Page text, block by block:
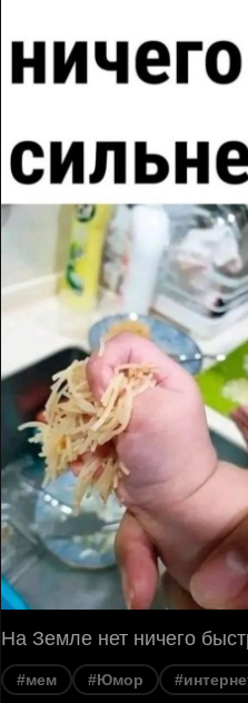
На Земле нет ничего
#мем #Юмор